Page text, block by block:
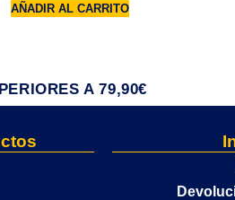
AÑADIR AL CARRITO
A 79,90€